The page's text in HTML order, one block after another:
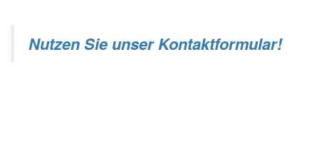
Nutzen Sie unser Kontaktformular!